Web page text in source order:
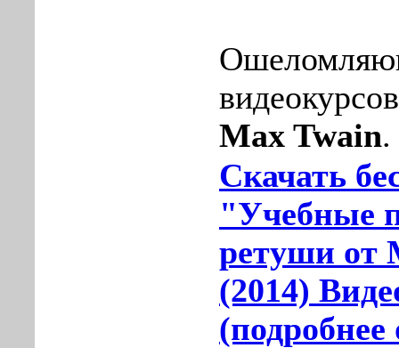
Max Twain.
Скачать
"Учебные
ретуши от
(2014)
(подробнее